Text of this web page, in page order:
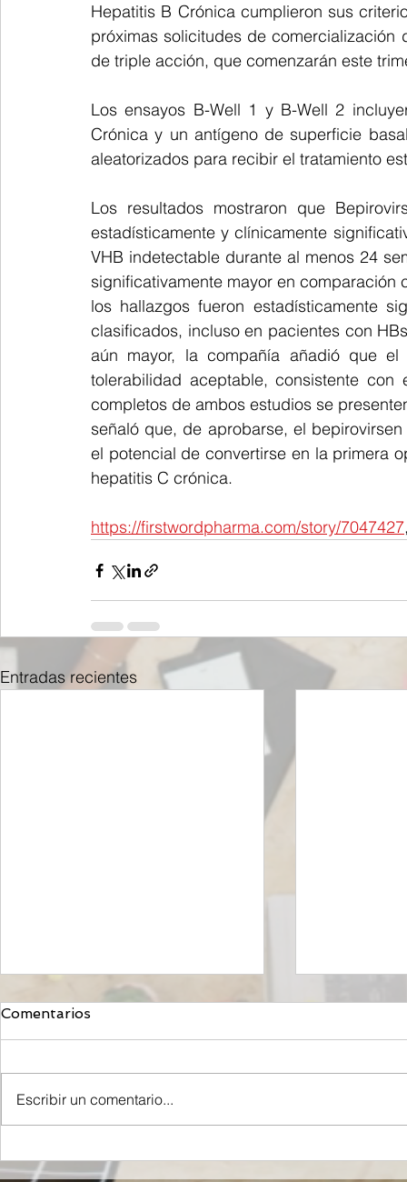
Hepatitis B Crónica cumplieron sus
próximas solicitudes de comercialización
de triple acción, que comenzarán este
Los ensayos B-Well 1 y B-Well 2
Crónica y un antígeno de superficie
aleatorizados para recibir el tratamiento
Los resultados mostraron que
estadísticamente y clínicamente
VHB indetectable durante al menos 24
significativamente mayor en comparación
los hallazgos fueron estadísticamente
clasificados, incluso en pacientes con
aún mayor, la compañía añadió que
tolerabilidad aceptable, consistente
completos de ambos estudios se
señaló que, de aprobarse, el
el potencial de convertirse en la primera
hepatitis C crónica.
https://firstwordpharma.com/story/7047427
Entradas recientes
Takeda dirigido a la
Comentarios
Escribir un comentario...